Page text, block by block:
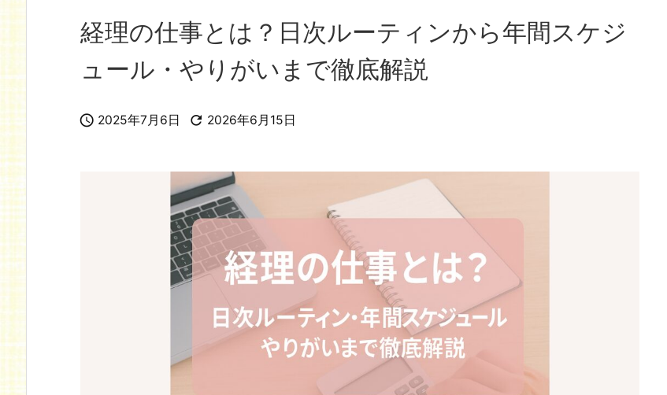
経理の仕事とは？日次ルーティンから年間スケジ
ュール・やりがいまで徹底解説
 2025年7月6日  2026年6月15日